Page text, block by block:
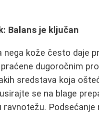
Balans je ključan
nega kože često daje
dugoročnim
sredstava koja
se na blage
ravnotežu. Podsećanje